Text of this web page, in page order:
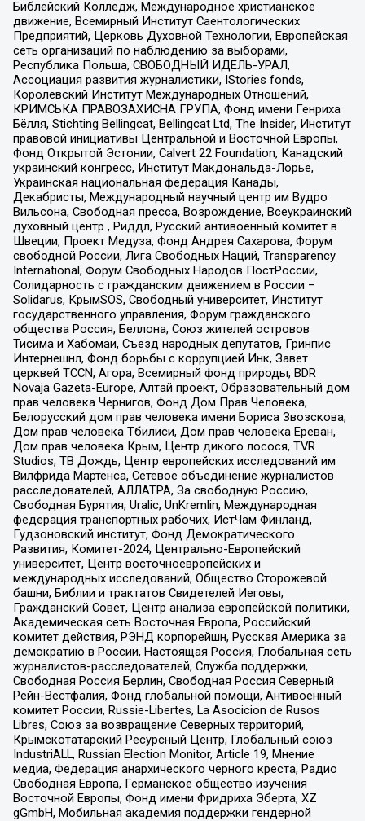
Библейский Колледж, Международное христианское
движение, Всемирный Институт Саентологических
Предприятий, Церковь Духовной Технологии, Европейская
сеть организаций по наблюдению за выборами,
Республика Польша, СВОБОДНЫЙ ИДЕЛЬ-УРАЛ,
Ассоциация развития журналистики, IStories fonds,
Королевский Институт Международных Отношений,
КРИМСЬКА ПРАВОЗАХИСНА ГРУПА, Фонд имени Генриха
Бёлля, Stichting Bellingcat, Bellingcat Ltd, The Insider, Институт
правовой инициативы Центральной и Восточной Европы,
Фонд Открытой Эстонии, Calvert 22 Foundation, Канадский
украинский конгресс, Институт Макдональда-Лорье,
Украинская национальная федерация Канады,
Декабристы, Международный научный центр им Вудро
Вильсона, Свободная пресса, Возрождение, Всеукраинский
духовный центр , Риддл, Русский антивоенный комитет в
Швеции, Проект Медуза, Фонд Андрея Сахарова, Форум
свободной России, Лига Свободных Наций, Transparеncy
International, Форум Свободных Народов ПостРоссии,
Солидарность с гражданским движением в России –
Solidarus, КрымSOS, Свободный университет, Институт
государственного управления, Форум гражданского
общества Россия, Беллона, Союз жителей островов
Тисима и Хабомаи, Съезд народных депутатов, Гринпис
Интернешнл, Фонд борьбы с коррупцией Инк, Завет
церквей TCCN, Агора, Всемирный фонд природы, BDR
Novaja Gazeta-Europe, Алтай проект, Образовательный дом
прав человека Чернигов, Фонд Дом Прав Человека,
Белорусский дом прав человека имени Бориса Звозскова,
Дом прав человека Тбилиси, Дом прав человека Ереван,
Дом прав человека Крым, Центр дикого лосося, TVR
Studios, ТВ Дождь, Центр европейских исследований им
Вилфрида Мартенса, Сетевое объединение журналистов
расследователей, АЛЛАТРА, За свободную Россию,
Свободная Бурятия, Uralic, UnKremlin, Международная
федерация транспортных рабочих, ИстЧам Финланд,
Гудзоновский институт, Фонд Демократического
Развития, Комитет-2024, Центрально-Европейский
университет, Центр восточноевропейских и
международных исследований, Общество Сторожевой
башни, Библии и трактатов Свидетелей Иеговы,
Гражданский Совет, Центр анализа европейской политики,
Академическая сеть Восточная Европа, Российский
комитет действия, РЭНД корпорейшн, Русская Америка за
демократию в России, Настоящая Россия, Глобальная сеть
журналистов-расследователей, Служба поддержки,
Свободная Россия Берлин, Свободная Россия Северный
Рейн-Вестфалия, Фонд глобальной помощи, Антивоенный
комитет России, Russie-Libertes, La Asocicion de Rusos
Libres, Союз за возвращение Северных территорий,
Крымскотатарский Ресурсный Центр, Глобальный союз
IndustriALL, Russian Election Monitor, Article 19, Мнение
медиа, Федерация анархического черного креста, Радио
Свободная Европа, Германское общество изучения
Восточной Европы, Фонд имени Фридриха Эберта, XZ
gGmbH, Мобильная академия поддержки гендерной